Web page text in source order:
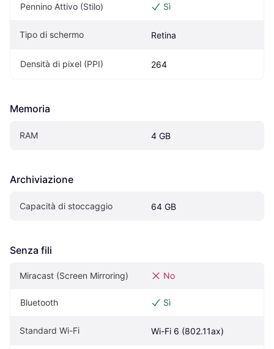
Pennino Attivo (Stilo) Sì
Tipo di schermo Retina
Densità di pixel (PPI) 264
Memoria
RAM 4 GB
Archiviazione
Capacità di stoccaggio 64 GB
Senza fili
Miracast (Screen Mirroring) No
Bluetooth Sì
Standard Wi-Fi Wi-Fi 6 (802.11ax)